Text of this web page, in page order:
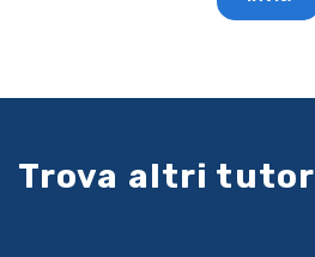
Trova altri tutor